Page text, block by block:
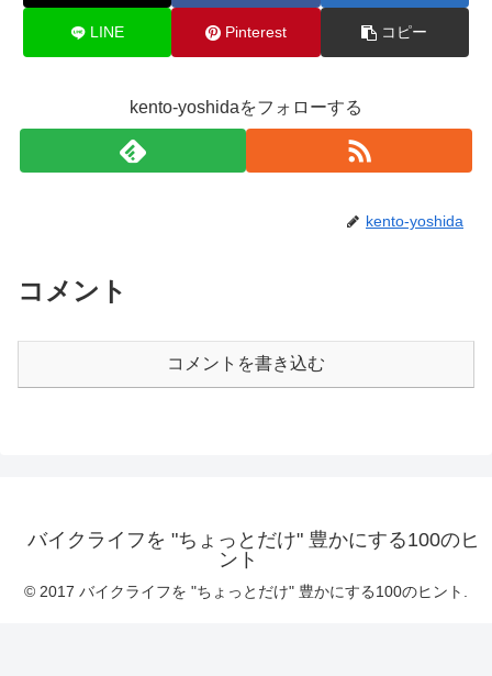
LINE Pinterest コピー
kento-yoshidaをフォローする
kento-yoshida
コメント
コメントを書き込む
バイクライフを "ちょっとだけ" 豊かにする100のヒ
ント
© 2017 バイクライフを "ちょっとだけ" 豊かにする100のヒント.